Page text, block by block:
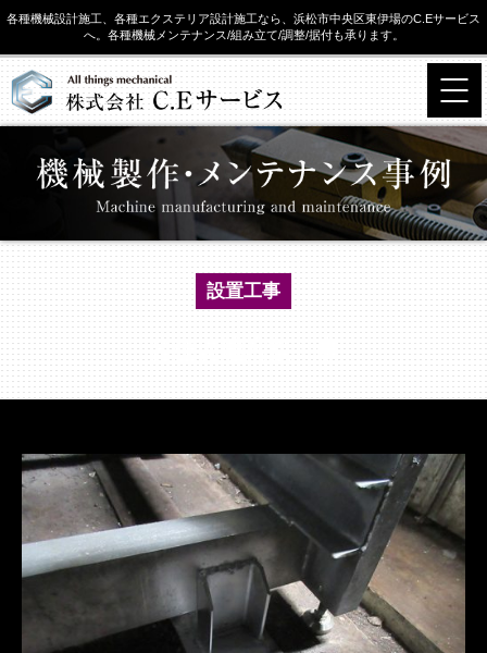
各種機械設計施工、各種エクステリア設計施工なら、浜松市中央区東伊場のC.Eサービス
へ。各種機械メンテナンス/組み立て/調整/据付も承ります。
設置工事
各種現地溶接工事